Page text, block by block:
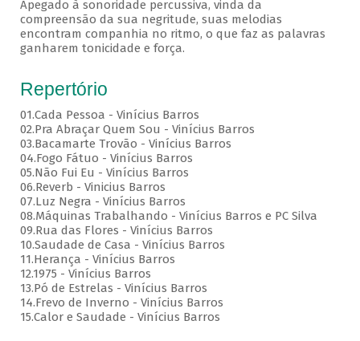
Apegado à sonoridade percussiva, vinda da
compreensão da sua negritude, suas melodias
encontram companhia no ritmo, o que faz as palavras
ganharem tonicidade e força.
Repertório
01.Cada Pessoa - Vinícius Barros
02.Pra Abraçar Quem Sou - Vinícius Barros
03.Bacamarte Trovão - Vinícius Barros
04.Fogo Fátuo - Vinícius Barros
05.Não Fui Eu - Vinícius Barros
06.Reverb - Vinicius Barros
07.Luz Negra - Vinícius Barros
08.Máquinas Trabalhando - Vinícius Barros e PC Silva
09.Rua das Flores - Vinícius Barros
10.Saudade de Casa - Vinícius Barros
11.Herança - Vinícius Barros
12.1975 - Vinícius Barros
13.Pó de Estrelas - Vinícius Barros
14.Frevo de Inverno - Vinícius Barros
15.Calor e Saudade - Vinícius Barros